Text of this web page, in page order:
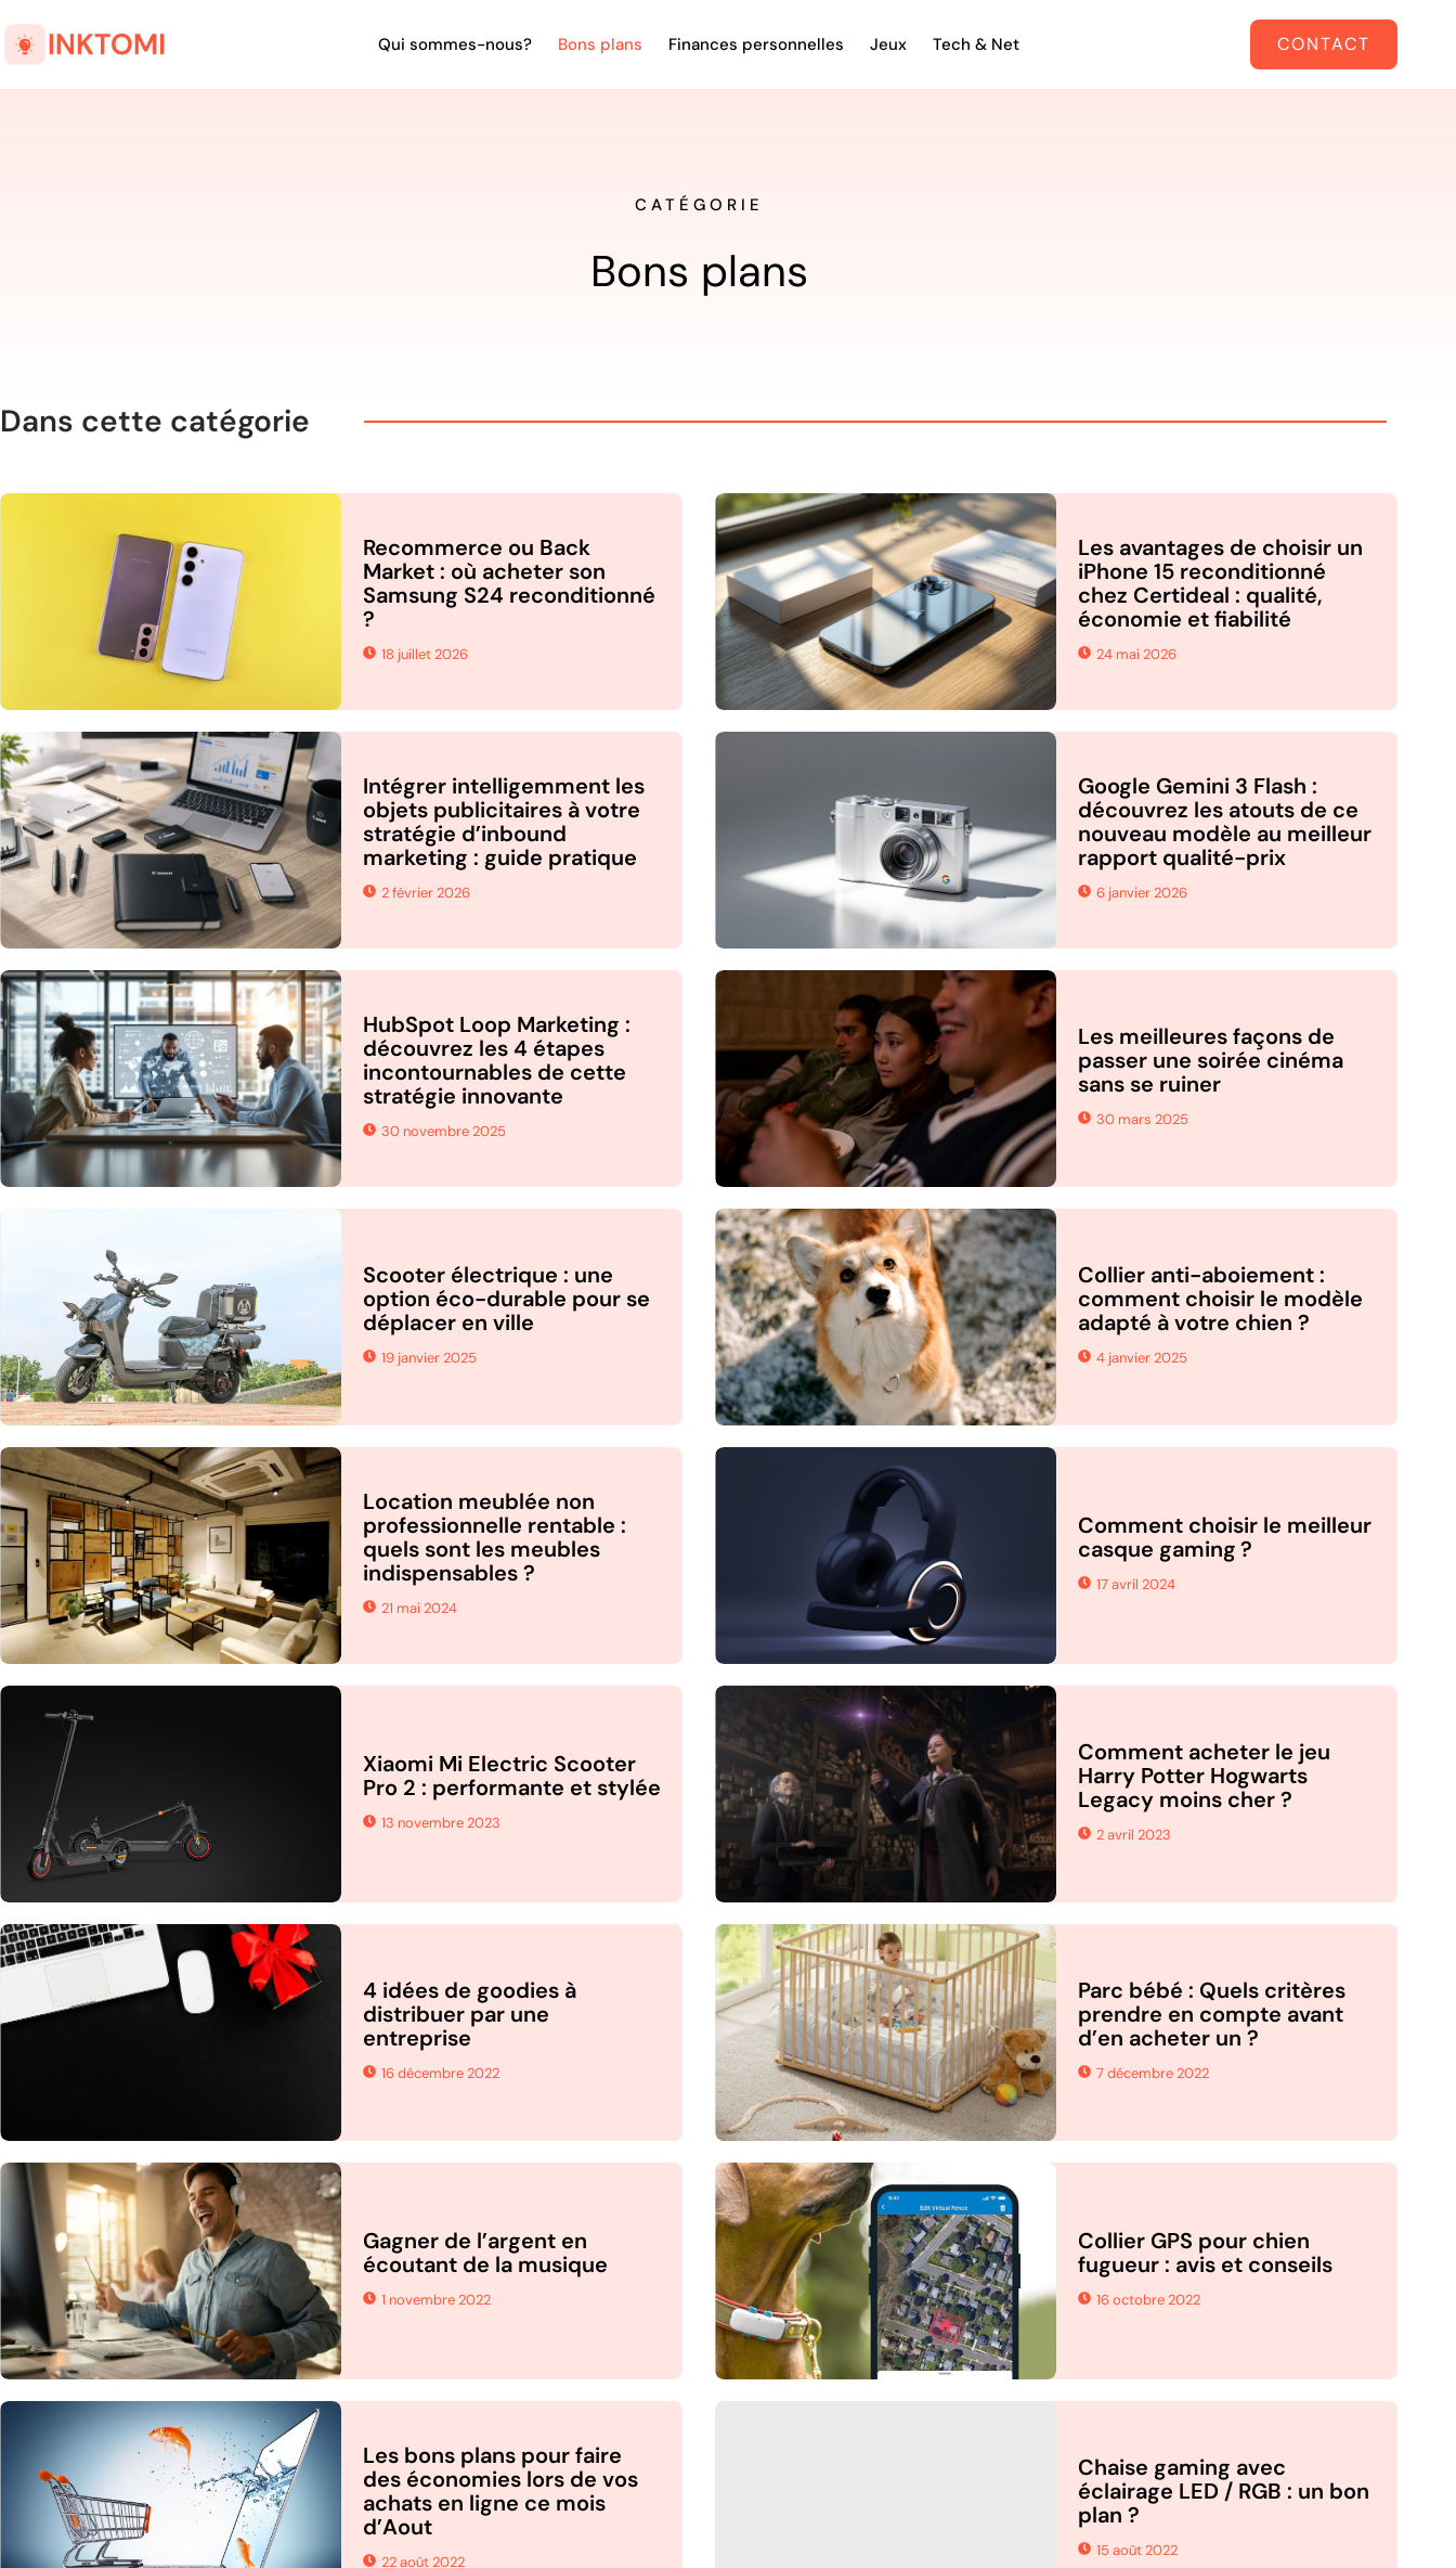
Qui sommes-nous? Bons plans Finances personnelles Jeux Tech & Net CONTACT
CATÉGORIE
Bons plans
Dans cette catégorie
Recommerce ou Back
Market : où acheter son
Samsung S24 reconditionné
?
18 juillet 2026
Les avantages de choisir un
iPhone 15 reconditionné
chez Certideal : qualité,
économie et fiabilité
24 mai 2026
Intégrer intelligemment les
objets publicitaires à votre
stratégie d’inbound
marketing : guide pratique
2 février 2026
Google Gemini 3 Flash :
découvrez les atouts de ce
nouveau modèle au meilleur
rapport qualité-prix
6 janvier 2026
HubSpot Loop Marketing :
découvrez les 4 étapes
incontournables de cette
stratégie innovante
30 novembre 2025
Les meilleures façons de
passer une soirée cinéma
sans se ruiner
30 mars 2025
Scooter électrique : une
option éco-durable pour se
déplacer en ville
19 janvier 2025
Collier anti-aboiement :
comment choisir le modèle
adapté à votre chien ?
4 janvier 2025
Location meublée non
professionnelle rentable :
quels sont les meubles
indispensables ?
21 mai 2024
Comment choisir le meilleur
casque gaming ?
17 avril 2024
Xiaomi Mi Electric Scooter
Pro 2 : performante et stylée
13 novembre 2023
Comment acheter le jeu
Harry Potter Hogwarts
Legacy moins cher ?
2 avril 2023
4 idées de goodies à
distribuer par une
entreprise
16 décembre 2022
Parc bébé : Quels critères
prendre en compte avant
d’en acheter un ?
7 décembre 2022
Gagner de l’argent en
écoutant de la musique
1 novembre 2022
Collier GPS pour chien
fugueur : avis et conseils
16 octobre 2022
Les bons plans pour faire
des économies lors de vos
achats en ligne ce mois
d’Aout
22 août 2022
Chaise gaming avec
éclairage LED / RGB : un bon
plan ?
15 août 2022